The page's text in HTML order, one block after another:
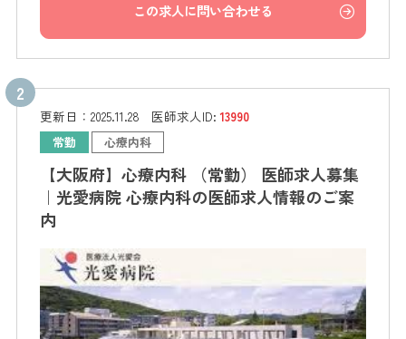
この求人に問い合わせる
更新日： 2025.11.28 医師求人ID:13990
常勤 心療内科
【大阪府】心療内科 （常勤） 医師求人募集
｜光愛病院 心療内科の医師求人情報のご案
内